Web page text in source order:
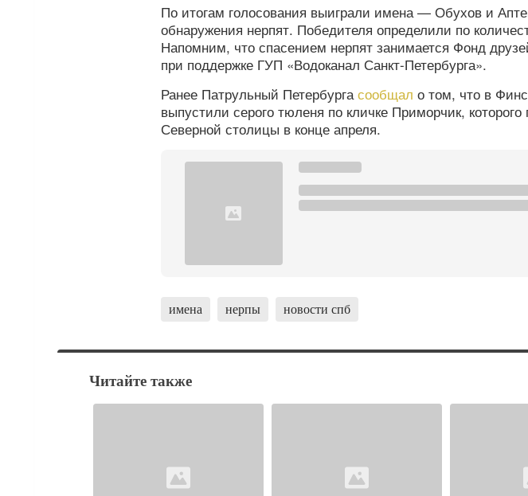
По итогам голосования выиграли имена — Обухов и
обнаружения нерпят. Победителя определили по
Напомним, что спасением нерпят занимается Фонд
при поддержке ГУП «Водоканал Санкт-Петербурга».
Ранее Патрульный Петербурга сообщал о том, что в
выпустили серого тюленя по кличке Приморчик,
Северной столицы в конце апреля.
имена нерпы новости спб
Читайте также